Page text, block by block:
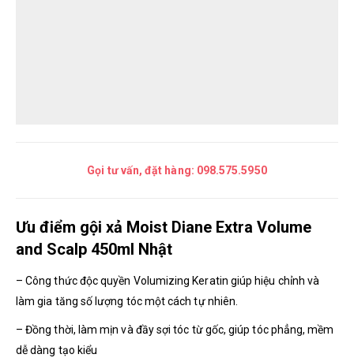
Gọi tư vấn, đặt hàng: 098.575.5950
Ưu điểm gội xả Moist Diane Extra Volume
and Scalp 450ml Nhật
– Công thức độc quyền Volumizing Keratin giúp hiệu chỉnh và
làm gia tăng số lượng tóc một cách tự nhiên.
– Đồng thời, làm mịn và đầy sợi tóc từ gốc, giúp tóc phẳng, mềm
dễ dàng tạo kiểu